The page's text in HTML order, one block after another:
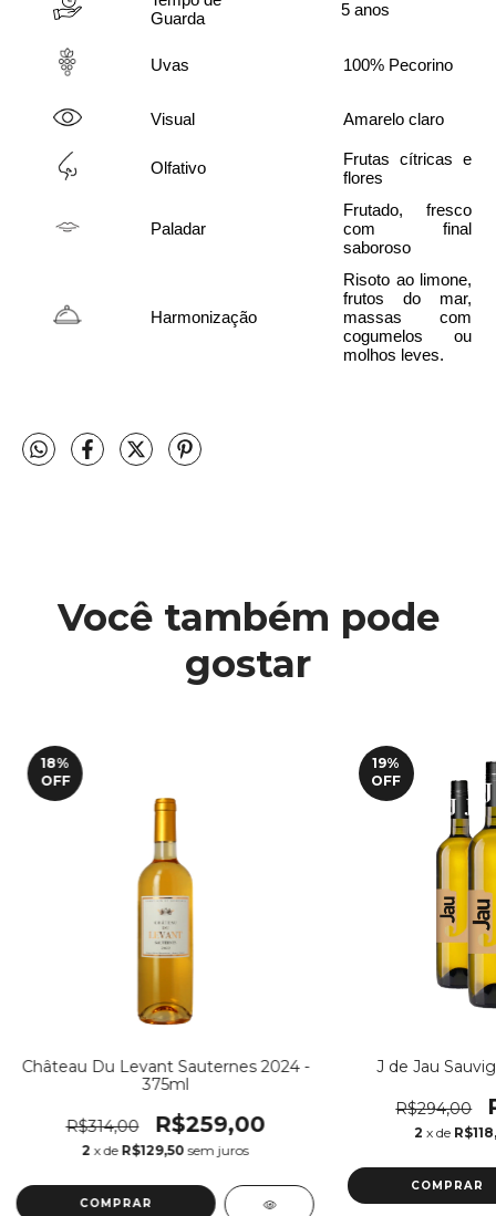
Guarda
5 anos
Uvas 100% Pecorino
Visual Amarelo claro
Olfativo
Frutas cítricas e
flores
Paladar
Frutado, fresco
com final
saboroso
Harmonização
Risoto ao limone,
frutos do mar,
massas com
cogumelos ou
molhos leves.
Você também pode
gostar
18%
OFF
Château Du Levant Sauternes 2024 -
375ml
R$314,00 R$259,00
2 x de R$129,50 sem juros
19%
OFF
J de Jau
R$294,00
2 x de
COMPRAR